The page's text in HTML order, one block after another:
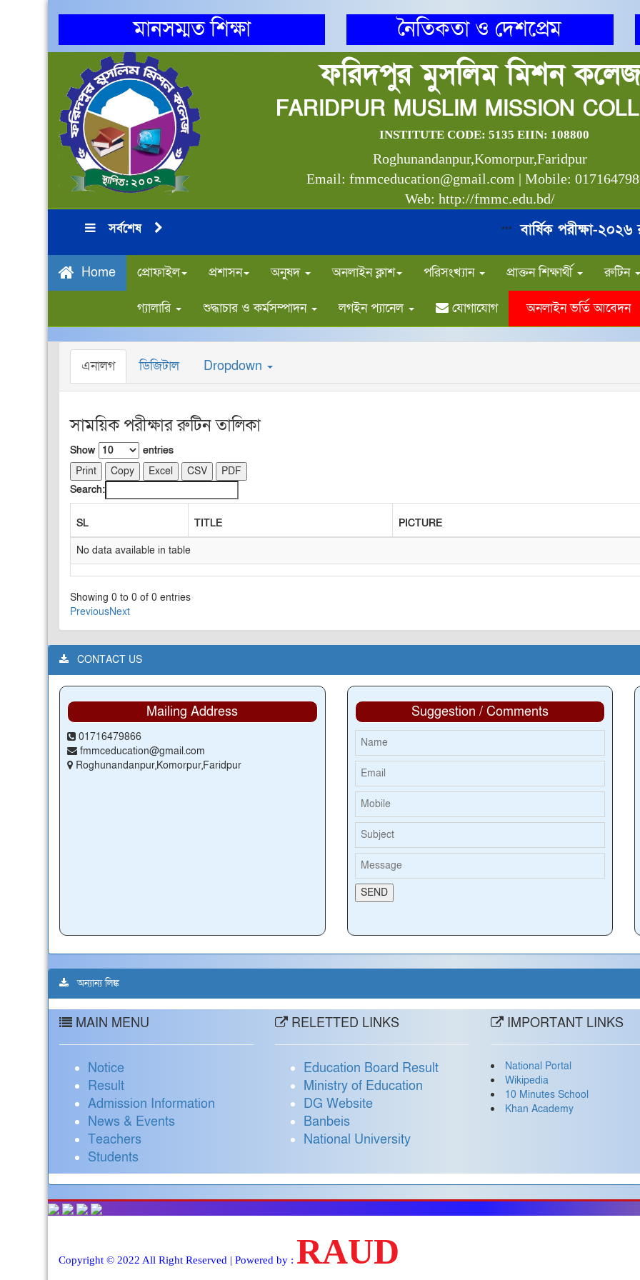
মানসম্মত শিক্ষা নৈতিকতা ও দেশপ্রেম
ফরিদপুর মুসলিম মিশন কলেজ
FARIDPUR MUSLIM MISSION
INSTITUTE CODE: 5135 EIIN: 108800
Roghunandanpur,Komorpur,Faridpur
Email: fmmceducation@gmail.com | Mobile:
Web: http://fmmc.edu.bd/
সর্বশেষ বার্ষিক পরীক্ষা-২০২৬
Home প্রোফাইল প্রশাসন অনুষদ অনলাইন ক্লাশ পরিসংখ্যান প্রাক্তন শিক্ষার্থী রুটিন
গ্যালারি শুদ্ধাচার ও কর্মসম্পাদন লগইন প্যানেল যোগাযোগ অনলাইন ভর্তি আবেদন
এনালগ ডিজিটাল Dropdown
সাময়িক পরীক্ষার রুটিন তালিকা
Show
entries
Print
Copy Excel CSV
PDF
Search:
SL TITLE PICTURE
No data available in table
Showing 0 to 0 of 0 entries
PreviousNext
CONTACT US
Mailing Address
01716479866
fmmceducation@gmail.com
Roghunandanpur,Komorpur,Faridpur
Suggestion / Comments
অন্যান্য লিঙ্ক
MAIN MENU
Notice
Result
Admission Information
News & Events
Teachers
Students
RELETTED LINKS
Education Board Result
Ministry of Education
DG Website
Banbeis
National University
IMPORTANT LINKS
National Portal
Wikipedia
10 Minutes School
Khan Academy
Copyright © 2022 All Right Reserved | Powered by : RAUD